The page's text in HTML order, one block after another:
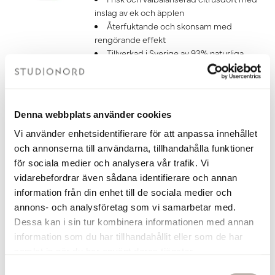
Denna webbplats använder cookies
Vi använder enhetsidentifierare för att anpassa innehållet
och annonserna till användarna, tillhandahålla funktioner
för sociala medier och analysera vår trafik. Vi
vidarebefordrar även sådana identifierare och annan
information från din enhet till de sociala medier och
annons- och analysföretag som vi samarbetar med.
Dessa kan i sin tur kombinera informationen med annan
information som du har tillhandahållit eller som de har
inslag av ek och äpplen
Återfuktande och skonsam med
rengörande effekt
Tillverkad i Sverige av 93% naturliga
Torplyktan Doftpinnar Gryningsljus
Gryningsljus 100 ml
Doftpinnar från Torplyktan med en
uppfriskande doft med inspiration från
naturen, perfekt för rogivande stämning
i ditt badrum, kök eller t.ex. sovrum
Frisk och välbalanserad citrusdoft med